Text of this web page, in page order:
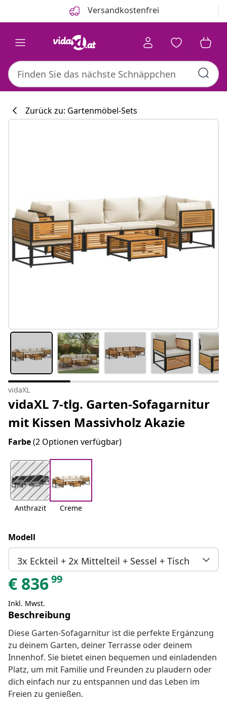
Versandkostenfrei
Zurück zu: Gartenmöbel-Sets
vidaXL
vidaXL 7-tlg. Garten-Sofagarnitur
mit Kissen Massivholz Akazie
Farbe(2 Optionen verfügbar)
Anthrazit Creme
Modell
3x Eckteil + 2x Mittelteil + Sessel + Tisch
€ 83699
Inkl. Mwst.
Beschreibung
Diese Garten-Sofagarnitur ist die perfekte Ergänzung
zu deinem Garten, deiner Terrasse oder deinem
Innenhof. Sie bietet einen bequemen und einladenden
Platz, um mit Familie und Freunden zu plaudern oder
dich einfach nur zu entspannen und das Leben im
Freien zu genießen.